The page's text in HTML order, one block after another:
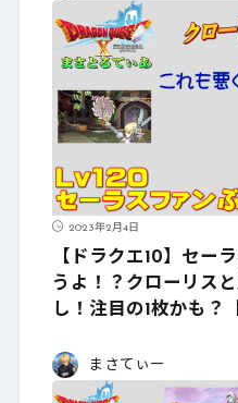
2023年2月4日
【ドラクエ10】セー
うよ！？クローリス
し！注目の1枚かも？
まさてぃー